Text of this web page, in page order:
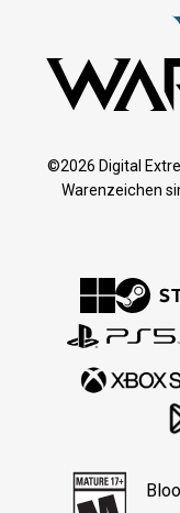
©2026 Digital
Warenzeichen